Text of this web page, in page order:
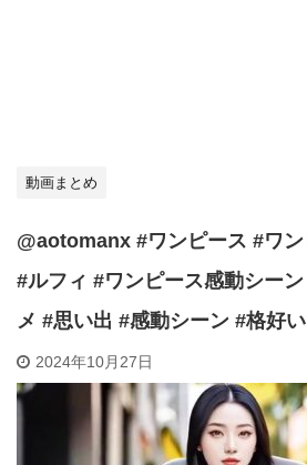
動画まとめ
@aotomanx #ワンピース #ワ
#ルフィ #ワンピース感動シー
メ #思い出 #感動シーン #格好
2024年10月27日